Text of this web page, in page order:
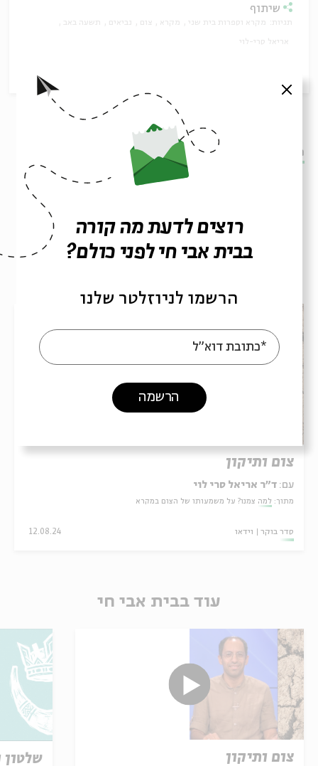
שיתוף
תגיות: מקרא וספרות בית שני מקרא צום נביאים תשעה באב
אריאל סרי-לוי
מתוך המפגש אֵבֶל ותחנונים שהתקיים ב-11.08.24
הורדת מקורות מתוך אירוע למה צמנו? על משמעותו של הצום
צום ותיקון
עם: ד"ר אריאל סרי לוי
מתוך: למה צמנו? על משמעותו של הצום במקרא
סדר בוקר וידאו 12.08.24
עוד בבית אבי חי
צום ותיקון שלטון
סגור
רוצים לדעת מה קורה
בבית אבי חי לפני כולם?
הרשמו לניוזלטר שלנו
*כתובת דוא"ל
הרשמה